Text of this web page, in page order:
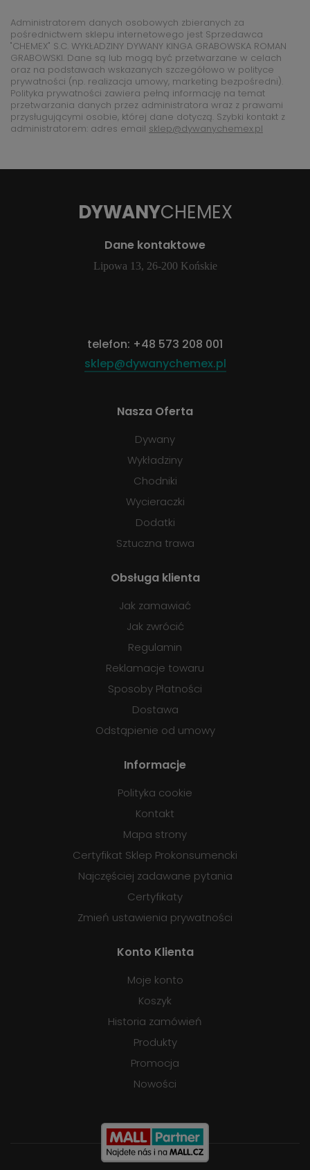
Administratorem danych osobowych zbieranych za
pośrednictwem sklepu internetowego jest Sprzedawca
"CHEMEX" S.C. WYKŁADZINY DYWANY KINGA GRABOWSKA ROMAN
GRABOWSKI. Dane są lub mogą być przetwarzane w celach
oraz na podstawach wskazanych szczegółowo w polityce
prywatności (np. realizacja umowy, marketing bezpośredni).
Polityka prywatności zawiera pełną informację na temat
przetwarzania danych przez administratora wraz z prawami
przysługującymi osobie, której dane dotyczą. Szybki kontakt z
administratorem: adres email sklep@dywanychemex.pl
DYWANYCHEMEX
Dane kontaktowe
Lipowa 13, 26-200 Końskie
telefon: +48 573 208 001
sklep@dywanychemex.pl
Nasza Oferta
Dywany
Wykładziny
Chodniki
Wycieraczki
Dodatki
Sztuczna trawa
Obsługa klienta
Jak zamawiać
Jak zwrócić
Regulamin
Reklamacje towaru
Sposoby Płatności
Dostawa
Odstąpienie od umowy
Informacje
Polityka cookie
Kontakt
Mapa strony
Certyfikat Sklep Prokonsumencki
Najczęściej zadawane pytania
Certyfikaty
Zmień ustawienia prywatności
Konto Klienta
Moje konto
Koszyk
Historia zamówień
Produkty
Promocja
Nowości